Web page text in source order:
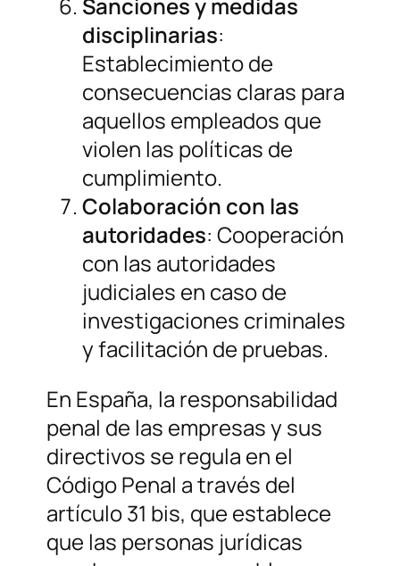
Sanciones y medidas
disciplinarias:
Establecimiento de
consecuencias claras para
aquellos empleados que
violen las políticas de
cumplimiento.
Colaboración con las
autoridades: Cooperación
con las autoridades
judiciales en caso de
investigaciones criminales
y facilitación de pruebas.
En España, la responsabilidad
penal de las empresas y sus
directivos se regula en el
Código Penal a través del
artículo 31 bis, que establece
que las personas jurídicas